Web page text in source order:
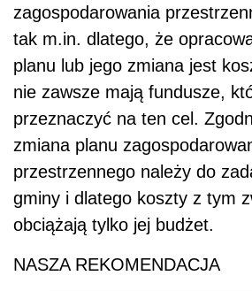
zagospodarowania
tak m.in. dlatego, że
planu lub jego zmiana jest
nie zawsze mają fundusze,
przeznaczyć na ten cel.
zmiana planu
przestrzennego należy do
gminy i dlatego koszty z tym
obciążają tylko jej budżet.
NASZA REKOMENDACJA